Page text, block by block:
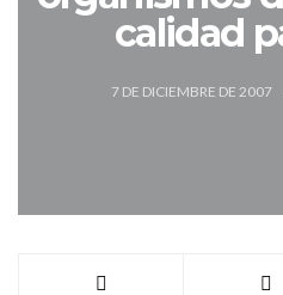
calidad
7 DE DICIEMBRE DE 2007